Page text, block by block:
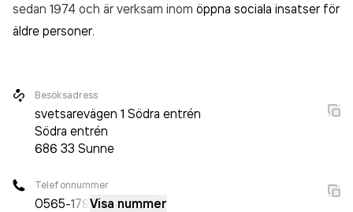
sedan 1974 och är verksam inom öppna sociala insatser för
äldre personer.
Besöksadress
svetsarevägen 1 Södra entrén
Södra entrén
686 33 Sunne
Telefonnummer
0565-179Visa nummer